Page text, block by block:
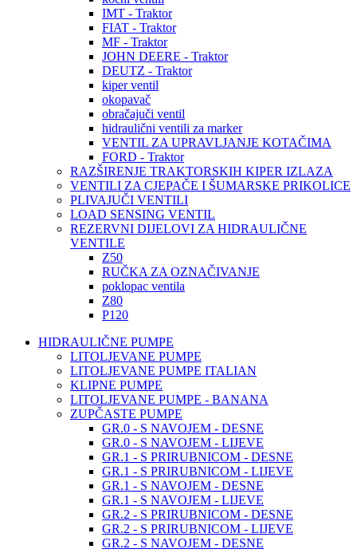
IMT - Traktor
FIAT - Traktor
MF - Traktor
JOHN DEERE - Traktor
DEUTZ - Traktor
kiper ventil
okopavač
obračajuči ventil
hidraulični ventili za marker
VENTIL ZA UPRAVLJANJE KOTAČIMA
FORD - Traktor
RAZŠIRENJE TRAKTORSKIH KIPER IZLAZA
VENTILI ZA CJEPAČE I ŠUMARSKE PRIKOLICE
PLIVAJUČI VENTILI
LOAD SENSING VENTIL
REZERVNI DIJELOVI ZA HIDRAULIČNE
VENTILE
Z50
RUČKA ZA OZNAČIVANJE
poklopac ventila
Z80
P120
HIDRAULIČNE PUMPE
LITOLJEVANE PUMPE
LITOLJEVANE PUMPE ITALIAN
KLIPNE PUMPE
LITOLJEVANE PUMPE - BANANA
ZUPČASTE PUMPE
GR.0 - S NAVOJEM - DESNE
GR.0 - S NAVOJEM - LIJEVE
GR.1 - S PRIRUBNICOM - DESNE
GR.1 - S PRIRUBNICOM - LIJEVE
GR.1 - S NAVOJEM - DESNE
GR.1 - S NAVOJEM - LIJEVE
GR.2 - S PRIRUBNICOM - DESNE
GR.2 - S PRIRUBNICOM - LIJEVE
GR.2 - S NAVOJEM - DESNE